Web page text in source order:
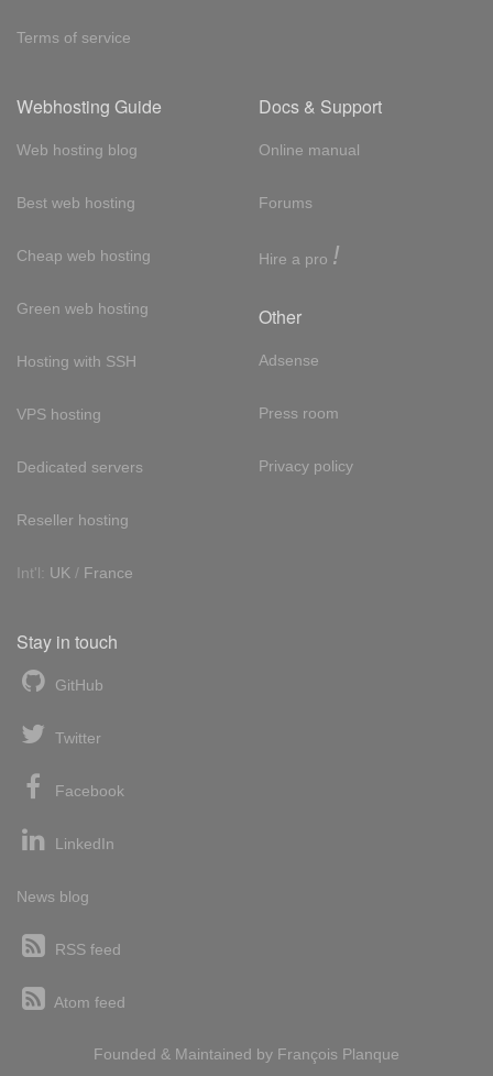
Terms of service
Webhosting Guide
Web hosting blog
Best web hosting
Cheap web hosting
Green web hosting
Hosting with SSH
VPS hosting
Dedicated servers
Reseller hosting
Int'l: UK / France
Docs & Support
Online manual
Forums
Hire a pro !
Other
Adsense
Press room
Privacy policy
Stay in touch
GitHub
Twitter
Facebook
LinkedIn
News blog
RSS feed
Atom feed
Founded & Maintained by François Planque